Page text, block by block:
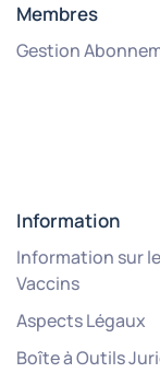
Membres
Gestion
Information
Information sur
Vaccins
Aspects Légaux
Boîte à Outils